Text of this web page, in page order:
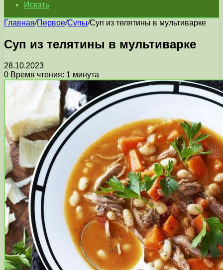
Искать
Главная/Первое/Супы/Суп из телятины в мультиварке
Суп из телятины в мультиварке
28.10.2023
0 Время чтения: 1 минута